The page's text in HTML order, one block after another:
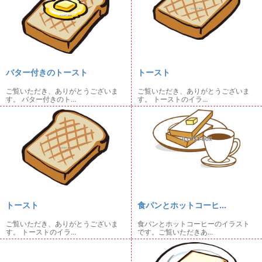
バター付きのトースト
ご覧いただき、ありがとうございま
す。 バター付きのト...
トースト
ご覧いただき、ありがとうございま
す。 トーストのイラ...
トースト
ご覧いただき、ありがとうございま
す。 トーストのイラ...
食パンとホットコーヒ...
食パンとホットコーヒーのイラスト
です。ご覧いただきあ...